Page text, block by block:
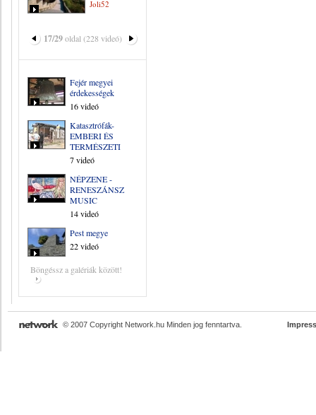
Joli52
17/29oldal (228 videó)
Fejér megyei
érdekességek
16 videó
Katasztrófák-
EMBERI ÉS
TERMÉSZETI
7 videó
NÉPZENE -
RENESZÁNSZ
MUSIC
14 videó
Pest megye
22 videó
Böngéssz a galériák között!
© 2007 Copyright Network.hu Minden jog fenntartva.